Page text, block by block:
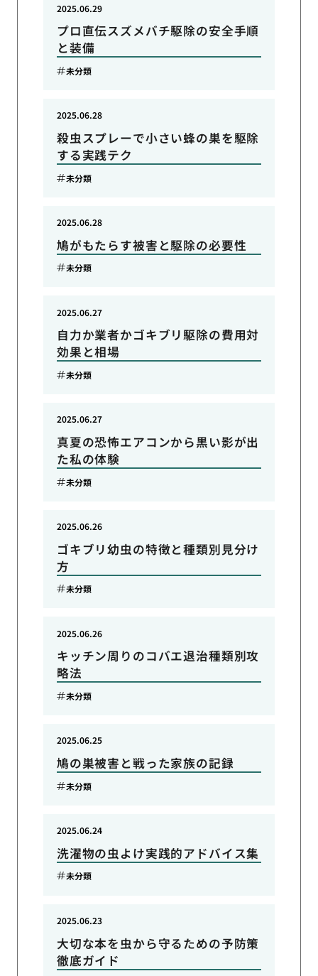
プロ直伝スズメバチ駆除の安全手順
と装備
2025.06.29
未分類
殺虫スプレーで小さい蜂の巣を駆除
する実践テク
2025.06.28
未分類
鳩がもたらす被害と駆除の必要性
2025.06.28
未分類
自力か業者かゴキブリ駆除の費用対
効果と相場
2025.06.27
未分類
真夏の恐怖エアコンから黒い影が出
た私の体験
2025.06.27
未分類
ゴキブリ幼虫の特徴と種類別見分け
方
2025.06.26
未分類
キッチン周りのコバエ退治種類別攻
略法
2025.06.26
未分類
鳩の巣被害と戦った家族の記録
2025.06.25
未分類
洗濯物の虫よけ実践的アドバイス集
2025.06.24
未分類
大切な本を虫から守るための予防策
徹底ガイド
2025.06.23